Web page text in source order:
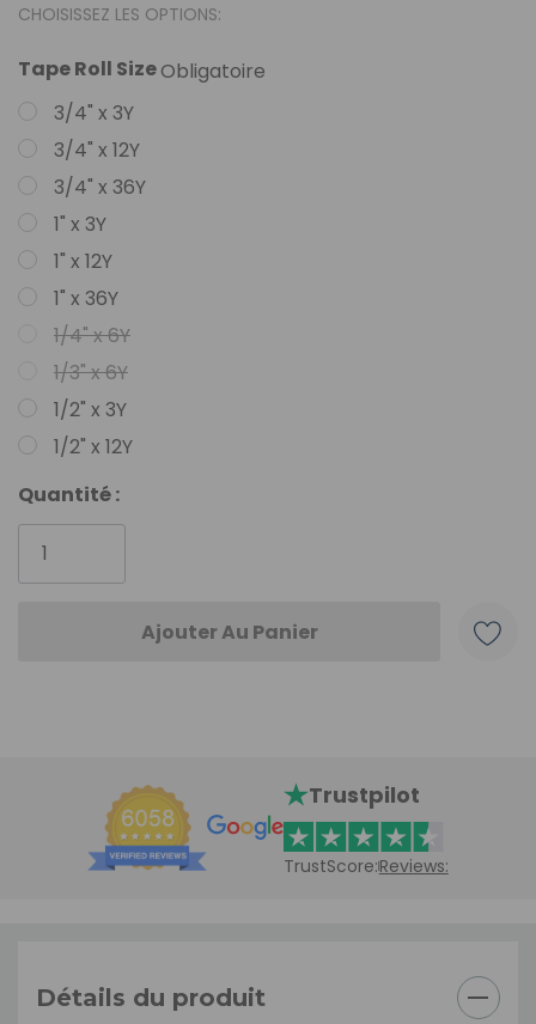
CHOISISSEZ LES OPTIONS:
Tape Roll SizeObligatoire
3/4" x 3Y
3/4" x 12Y
3/4" x 36Y
1" x 3Y
1" x 12Y
1" x 36Y
1/4" x 6Y
1/3" x 6Y
1/2" x 3Y
1/2" x 12Y
Stock
actuel
Quantité :
Trustpilot
TrustScore:Reviews:
Détails du produit